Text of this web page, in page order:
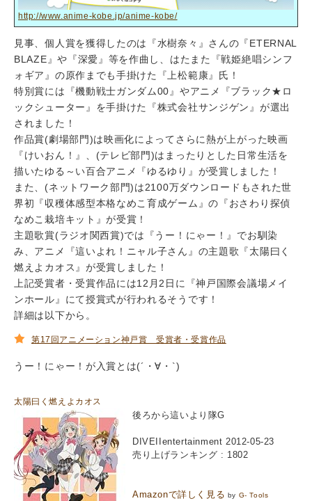
http://www.anime-kobe.jp/anime-kobe/
見事、個人賞を獲得したのは『水樹奈々』さんの『ETERNAL
BLAZE』や『深愛』等を作曲し、はたまた『戦姫絶唱シンフ
ォギア』の原作までも手掛けた『上松範康』氏！
特別賞には『機動戦士ガンダム00』やアニメ『ブラック★ロ
ックシューター』を手掛けた『株式会社サンジゲン』が選出
されました！
作品賞(劇場部門)は映画化によってさらに熱が上がった映画
『けいおん！』、(テレビ部門)はまったりとした日常生活を
描いたゆる～い百合アニメ『ゆるゆり』が受賞しました！
また、(ネットワーク部門)は2100万ダウンロードもされた世
界初『収穫体感型本格なめこ育成ゲーム』の『おさわり探偵
なめこ栽培キット』が受賞！
主題歌賞(ラジオ関西賞)では『うー！にゃー！』でお馴染
み、アニメ『這いよれ！ニャル子さん』の主題歌『太陽曰く
燃えよカオス』が受賞しました！
上記受賞者・受賞作品には12月2日に『神戸国際会議場メイ
ンホール』にて授賞式が行われるそうです！
詳細は以下から。
第17回アニメーション神戸賞 受賞者・受賞作品
うー！にゃー！が入賞とは(´・∀・`)
太陽曰く燃えよカオス
後ろから這いより隊G
DIVEIIentertainment 2012-05-23
売り上げランキング : 1802
Amazonで詳しく見る by G- Tools